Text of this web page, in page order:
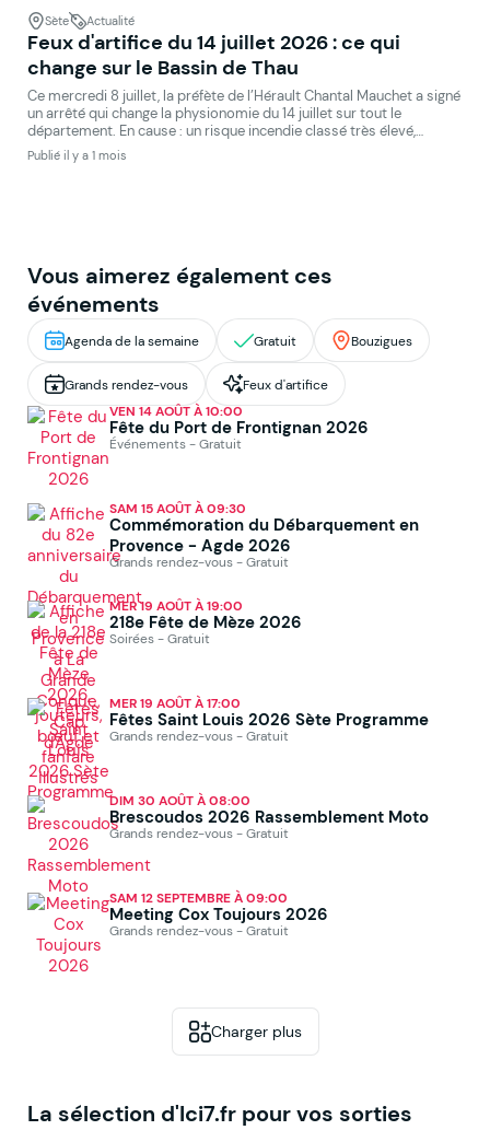
Sète Actualité
Feux d'artifice du 14 juillet 2026 : ce qui
change sur le Bassin de Thau
Ce mercredi 8 juillet, la préfète de l’Hérault Chantal Mauchet a signé
un arrêté qui change la physionomie du 14 juillet sur tout le
département. En cause : un risque incendie classé très élevé,
plusieurs départs de feu recensés ces derniers jours, et un incendie
toujours actif à Carlencas-et-Levas qui mobilise fortement les
Publié il y a 1 mois
Vous aimerez également ces
événements
Agenda de la semaine Gratuit Bouzigues
Grands rendez-vous Feux d'artifice
VEN 14 AOÛT À 10:00
Fête du Port de Frontignan 2026
Événements - Gratuit
SAM 15 AOÛT À 09:30
Commémoration du Débarquement en
Provence - Agde 2026
Grands rendez-vous - Gratuit
MER 19 AOÛT À 19:00
218e Fête de Mèze 2026
Soirées - Gratuit
MER 19 AOÛT À 17:00
Fêtes Saint Louis 2026 Sète Programme
Grands rendez-vous - Gratuit
DIM 30 AOÛT À 08:00
Brescoudos 2026 Rassemblement Moto
Grands rendez-vous - Gratuit
SAM 12 SEPTEMBRE À 09:00
Meeting Cox Toujours 2026
Grands rendez-vous - Gratuit
Charger plus
La sélection d'Ici7.fr pour vos sorties